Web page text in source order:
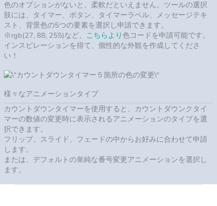
色のオプションがないと、柔軟だといえません。ツールの選択
肢には、タイマー、ボタン、タイマーラベル、メッセージテキ
スト、背景色の5つの要素を選択し申請できます。
※rgb(27, 88, 255)など、
こちらより色コードを申請可能です。
インスピレーションを得て、個性的な外観を作成してくださ
い！
様々なアニメーションタイプ
カウントダウンタイマーを使用すると、カウントダウンクタイ
マーの数値の変更時に表示されるアニメーションのタイプを選
択できます。
フリップ、スライド、フェードの中からお好みに合わせて申請
します。
または、デフォルトの単純な番号変更アニメーションを選択し
ます。